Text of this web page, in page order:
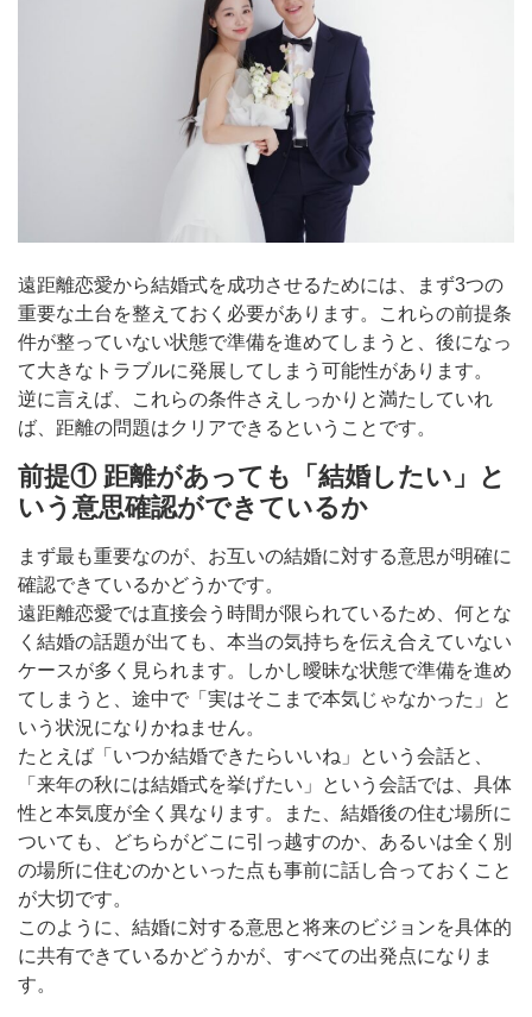
遠距離恋愛から結婚式を成功させるためには、まず3つの
重要な土台を整えておく必要があります。これらの前提条
件が整っていない状態で準備を進めてしまうと、後になっ
て大きなトラブルに発展してしまう可能性があります。
逆に言えば、これらの条件さえしっかりと満たしていれ
ば、距離の問題はクリアできるということです。
前提① 距離があっても「結婚したい」と
いう意思確認ができているか
まず最も重要なのが、お互いの結婚に対する意思が明確に
確認できているかどうかです。
遠距離恋愛では直接会う時間が限られているため、何とな
く結婚の話題が出ても、本当の気持ちを伝え合えていない
ケースが多く見られます。しかし曖昧な状態で準備を進め
てしまうと、途中で「実はそこまで本気じゃなかった」と
いう状況になりかねません。
たとえば「いつか結婚できたらいいね」という会話と、
「来年の秋には結婚式を挙げたい」という会話では、具体
性と本気度が全く異なります。また、結婚後の住む場所に
ついても、どちらがどこに引っ越すのか、あるいは全く別
の場所に住むのかといった点も事前に話し合っておくこと
が大切です。
このように、結婚に対する意思と将来のビジョンを具体的
に共有できているかどうかが、すべての出発点になりま
す。